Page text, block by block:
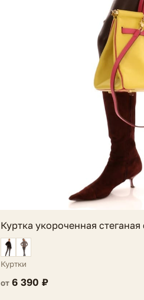
Куртка укороченная
Куртки
от 6 390 ₽